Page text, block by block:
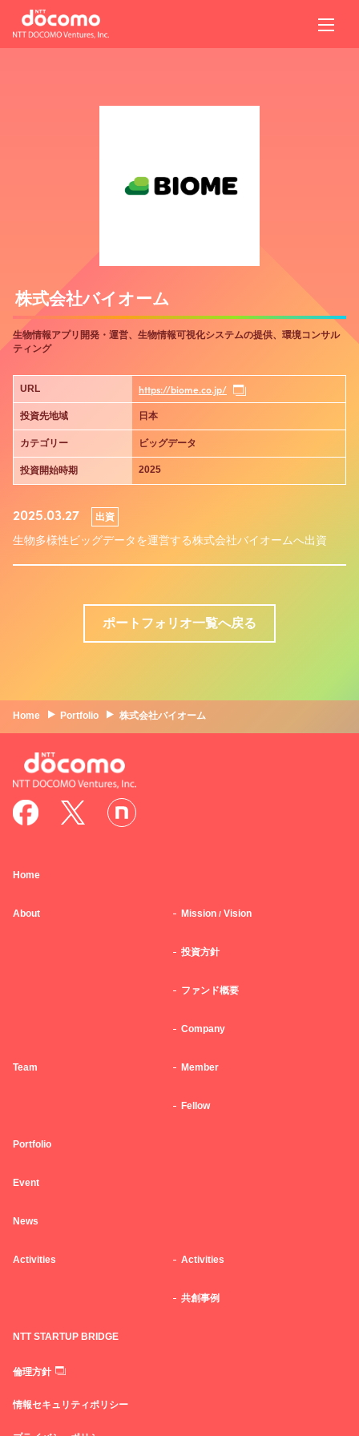
株式会社バイオーム
生物情報アプリ開発・運営、生物情報可視化システムの提供、環境コンサル
ティング
URL https://biome.co.jp/
投資先地域 日本
カテゴリー ビッグデータ
投資開始時期 2025
2025.03.27 出資
生物多様性ビッグデータを運営する株式会社バイオームへ出資
ポートフォリオ一覧へ戻る
Home Portfolio 株式会社バイオーム
Home
About Mission / Vision
投資方針
ファンド概要
Company
Team Member
Fellow
Portfolio
Event
News
Activities Activities
共創事例
NTT STARTUP BRIDGE
倫理方針
情報セキュリティポリシー